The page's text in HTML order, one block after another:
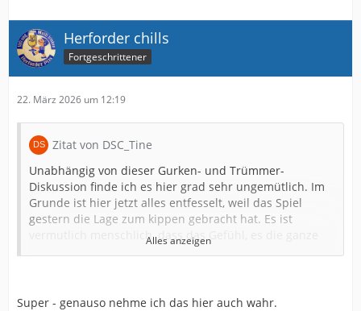
Herforder chills
Fortgeschrittener
22. März 2026 um 12:19
Zitat von DSC_Tine
Unabhängig von dieser Gurken- und Trümmer-
Diskussion finde ich es hier grad sehr ungemütlich. Im
Grunde ist hier jetzt alles entfesselt, weil das Spiel
gestern die Lage zum kippen gebracht hat. Es ist
vermutlich menschlich, dass das Gefühl, es die ganze
Zeit (teilweise seit fast drei Jahren ja wohl) gewusst zu
schon ewig wussten, da geht es richtig rund.
Alles anzeigen
Super - genauso nehme ich das hier auch wahr.